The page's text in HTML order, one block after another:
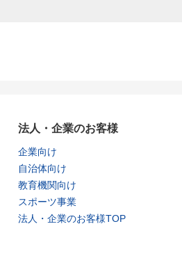
法人・企業のお客様
企業向け
自治体向け
教育機関向け
スポーツ事業
法人・企業のお客様TOP